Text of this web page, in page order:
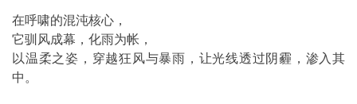
在呼啸的混沌核心，
它驯风成幕，化雨为帐，
以温柔之姿，穿越狂风与暴雨，让光线透过阴霾，渗入其
中。